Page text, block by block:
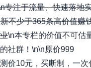
专注于流量、快速落地
不少于365条高价值赚
\n本专栏的价值不可估
社群！\n\n原价999
价10元，买断制，一次